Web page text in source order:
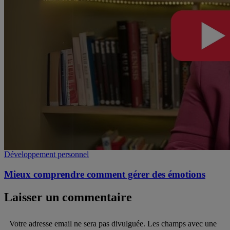
Développement personnel
Mieux comprendre comment gérer des émotions
Laisser un commentaire
Votre adresse email ne sera pas divulguée. Les champs avec une